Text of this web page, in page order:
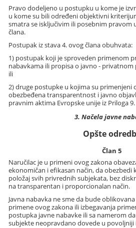
Pravo dodeljeno u postupku u kome je
u kome su bili određeni objektivni
smatra se isključivim ili posebnim pravom
člana.
Postupak iz stava 4. ovog člana obuhvata:
1) postupak koji je sproveden primenom
nabavkama ili propisa o javno -
ili
2) druge postupke u kojima su
obezbeđena transparentnost i javno
pravnim aktima Evropske unije iz Priloga
3. Načela javne
Opšte
Član 5
Naručilac je u primeni ovog zakona
ekonomičan i efikasan način, da obezbedi
položaj svih privrednih subjekata, bez
na transparentan i proporcionalan način.
Javna nabavka ne sme da bude
primene ovog zakona ili izbegavanja
postupka javne nabavke ili sa namerom
subjekte neopravdano dovede u